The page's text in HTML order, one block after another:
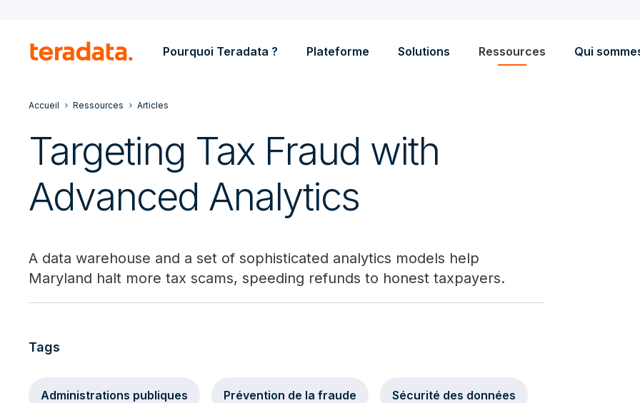
Pourquoi Teradata ? Plateforme Solutions Ressources Qui
Accueil Ressources Articles
Targeting Tax Fraud with
Advanced Analytics
A data warehouse and a set of sophisticated analytics models help
Maryland halt more tax scams, speeding refunds to honest taxpayers.
Tags
Administrations publiques Prévention de la fraude Sécurité des données